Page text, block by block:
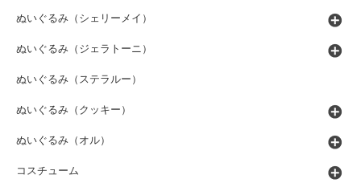
ぬいぐるみ（シェリーメイ）
ぬいぐるみ（ジェラトーニ）
ぬいぐるみ（ステラルー）
ぬいぐるみ（クッキー）
ぬいぐるみ（オル）
コスチューム